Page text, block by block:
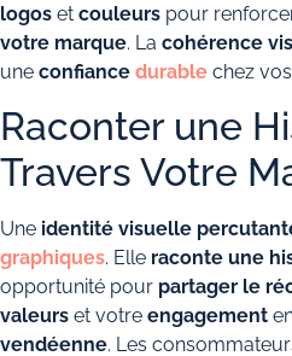
logos et couleurs pour
votre marque. La cohérence
une confiance durable chez
Raconter une
Travers Votre
Une identité visuelle
graphiques. Elle raconte une
opportunité pour partager le
valeurs et votre engagement
vendéenne. Les